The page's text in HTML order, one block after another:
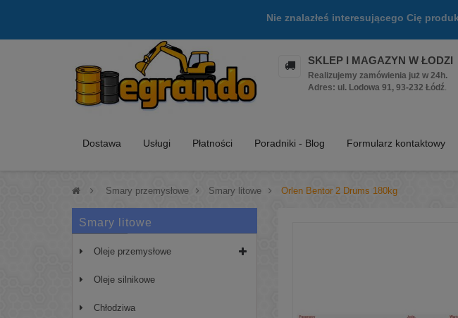
Nie znalazłeś interesującego Cię
SKLEP I MAGAZYN W ŁODZI
Realizujemy zamówienia już w 24h.
Adres: ul. Lodowa 91, 93-232 Łódź.
Dostawa Usługi Płatności Poradniki - Blog Formularz kontaktowy
> Smary przemysłowe > Smary litowe > Orlen Bentor 2 Drums 180kg
Smary litowe
Oleje przemysłowe
Oleje silnikowe
Chłodziwa